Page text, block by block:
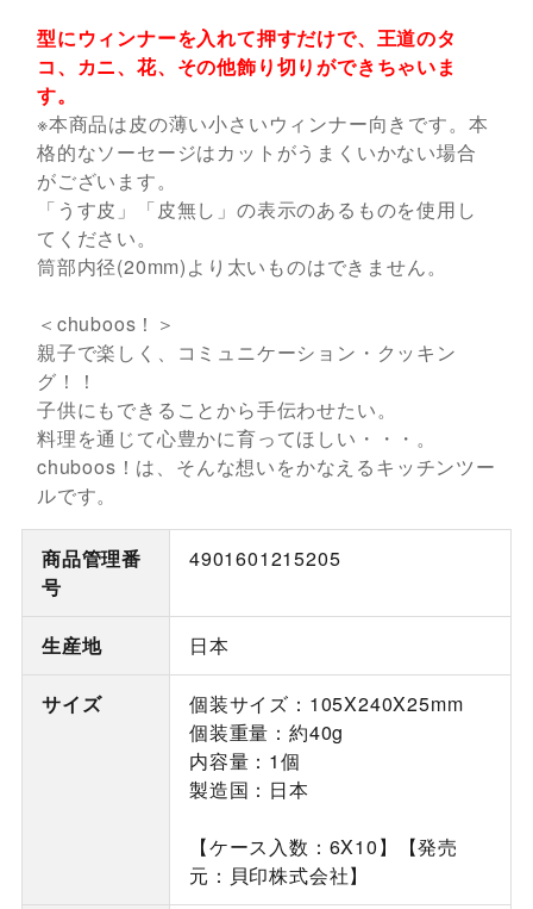
型にウィンナーを入れて押すだけで、王道のタ
コ、カニ、花、その他飾り切りができちゃいま
す。
※本商品は皮の薄い小さいウィンナー向きです。本
格的なソーセージはカットがうまくいかない場合
がございます。
「うす皮」「皮無し」の表示のあるものを使用し
てください。
筒部内径(20mm)より太いものはできません。
＜chuboos！＞
親子で楽しく、コミュニケーション・クッキン
グ！！
子供にもできることから手伝わせたい。
料理を通じて心豊かに育ってほしい・・・。
chuboos！は、そんな想いをかなえるキッチンツー
ルです。
商品管理番
号
4901601215205
生産地 日本
サイズ
個装サイズ：105X240X25mm
個装重量：約40g
内容量：1個
製造国：日本
【ケース入数：6X10】【発売
元：貝印株式会社】